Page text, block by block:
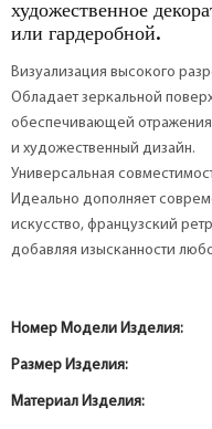
художественное
или гардеробной.
Визуализация высокого
Обладает зеркальной
обеспечивающей отражения
и художественный дизайн.
Универсальная
Идеально дополняет
искусство, французский
добавляя изысканности
Номер Модели Изделия:
Размер Изделия:
Материал Изделия: